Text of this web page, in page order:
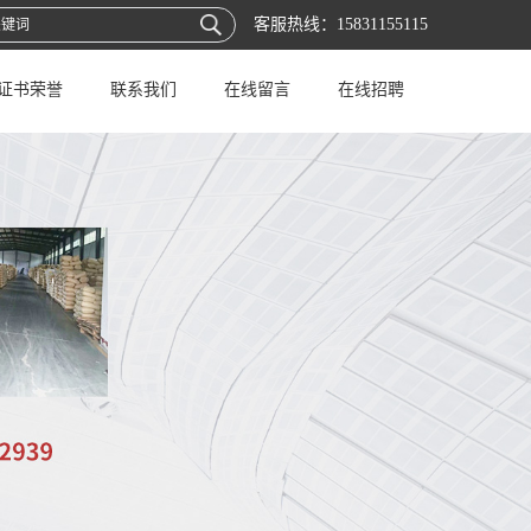
客服热线： 15831155115
书荣誉 联系我们 在线留言 在线招聘